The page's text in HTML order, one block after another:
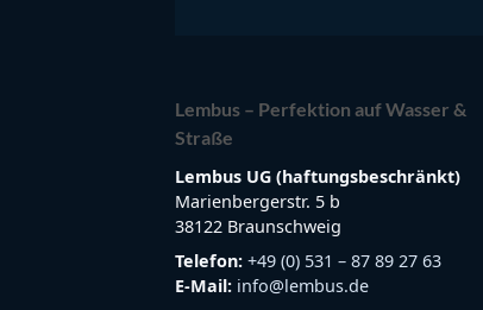
Lembus – Perfektion auf Wasser &
Straße
Lembus UG (haftungsbeschränkt)
Marienbergerstr. 5 b
38122 Braunschweig
Telefon: +49 (0) 531 – 87 89 27 63
E-Mail: info@lembus.de